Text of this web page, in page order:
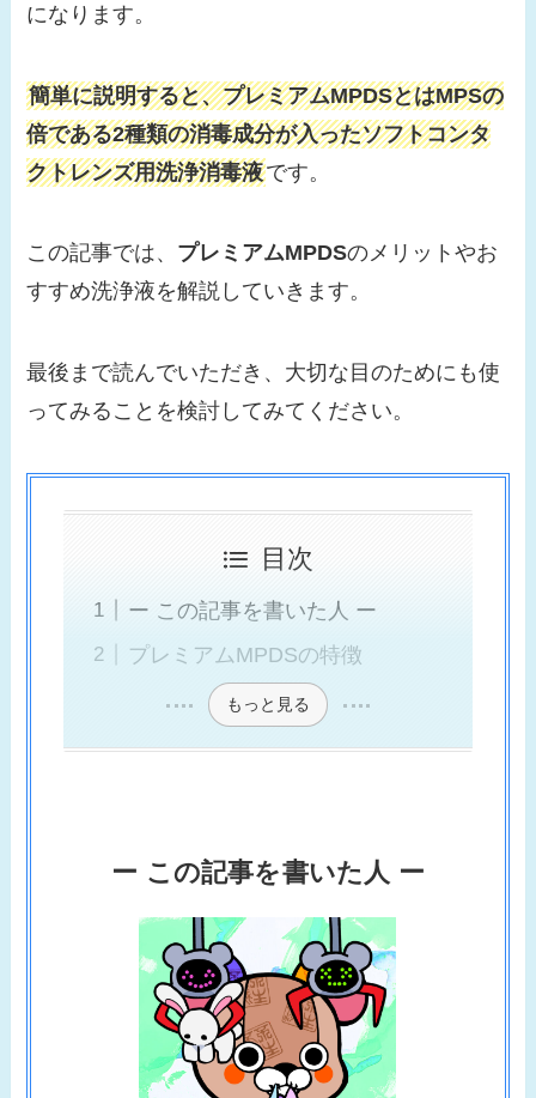
になります。
簡単に説明すると、プレミアムMPDSとはMPSの
倍である2種類の消毒成分が入ったソフトコンタ
クトレンズ用洗浄消毒液です。
この記事では、 プレミアムMPDSのメリットやお
すすめ洗浄液を解説していきます。
最後まで読んでいただき、大切な目のためにも使
ってみることを検討してみてください。
目次
ー この記事を書いた人 ー
プレミアムMPDSの特徴
もっと見る
ー この記事を書いた人 ー